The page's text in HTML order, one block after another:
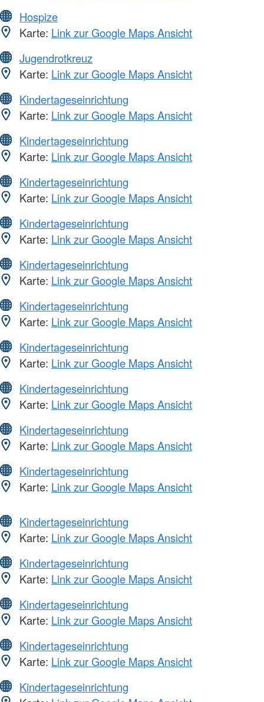
Hospize
Karte: Link zur Google Maps Ansicht
Jugendrotkreuz
Karte: Link zur Google Maps Ansicht
Kindertageseinrichtung
Karte: Link zur Google Maps Ansicht
Kindertageseinrichtung
Karte: Link zur Google Maps Ansicht
Kindertageseinrichtung
Karte: Link zur Google Maps Ansicht
Kindertageseinrichtung
Karte: Link zur Google Maps Ansicht
Kindertageseinrichtung
Karte: Link zur Google Maps Ansicht
Kindertageseinrichtung
Karte: Link zur Google Maps Ansicht
Kindertageseinrichtung
Karte: Link zur Google Maps Ansicht
Kindertageseinrichtung
Karte: Link zur Google Maps Ansicht
Kindertageseinrichtung
Karte: Link zur Google Maps Ansicht
Kindertageseinrichtung
Karte: Link zur Google Maps Ansicht
Kindertageseinrichtung
Karte: Link zur Google Maps Ansicht
Kindertageseinrichtung
Karte: Link zur Google Maps Ansicht
Kindertageseinrichtung
Karte: Link zur Google Maps Ansicht
Kindertageseinrichtung
Karte: Link zur Google Maps Ansicht
Kindertageseinrichtung